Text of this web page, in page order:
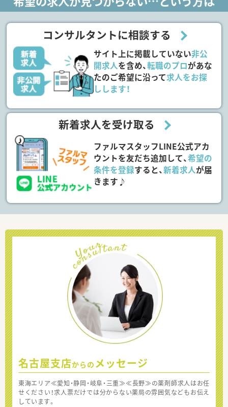
コンサルタントに相談する
サイト上に掲載していない非公
開求人を含め、転職のプロがあな
たのご希望に沿って求人をお探
しします！
新着求人を受け取る
ファルマスタッフLINE公式アカ
ウントを友だち追加して、希望の
条件を登録すると、新着求人が届
きます♪
名古屋支店からの メッセージ
東海エリア≪愛知・静岡・岐阜・三重≫≪長野≫の薬剤師求人はお任
せください！求人票だけでは分からない薬局の雰囲気などもお伝え
しています。